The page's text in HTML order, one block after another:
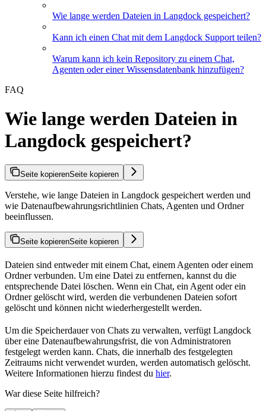
Wie lange werden Dateien in Langdock gespeichert?
Kann ich einen Chat mit dem Langdock Support teilen?
Warum kann ich kein Repository zu einem Chat,
Agenten oder einer Wissensdatenbank hinzufügen?
FAQ
Wie lange werden Dateien in
Langdock gespeichert?
Seite kopierenSeite kopieren
Verstehe, wie lange Dateien in Langdock gespeichert werden und
wie Datenaufbewahrungsrichtlinien Chats, Agenten und Ordner
beeinflussen.
Seite kopierenSeite kopieren
Dateien sind entweder mit einem Chat, einem Agenten oder einem
Ordner verbunden. Um eine Datei zu entfernen, kannst du die
entsprechende Datei löschen. Wenn ein Chat, ein Agent oder ein
Ordner gelöscht wird, werden die verbundenen Dateien sofort
gelöscht und können nicht wiederhergestellt werden.
Um die Speicherdauer von Chats zu verwalten, verfügt Langdock
über eine Datenaufbewahrungsfrist, die von Administratoren
festgelegt werden kann. Chats, die innerhalb des festgelegten
Zeitraums nicht verwendet wurden, werden automatisch gelöscht.
Weitere Informationen hierzu findest du hier.
War diese Seite hilfreich?